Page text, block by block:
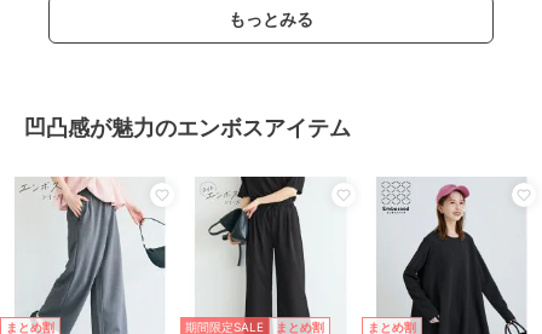
もっとみる
凹凸感が魅力のエンボスアイテム
まとめ割 期間限定SALE まとめ割 まとめ割